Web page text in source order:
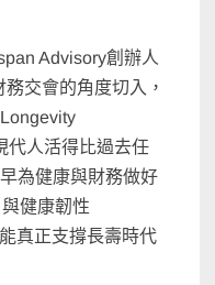
Advisory創辦人
交會的角度切入，
代人活得比過去任
為健康與財務做好
健康韌性
真正支撐長壽時代